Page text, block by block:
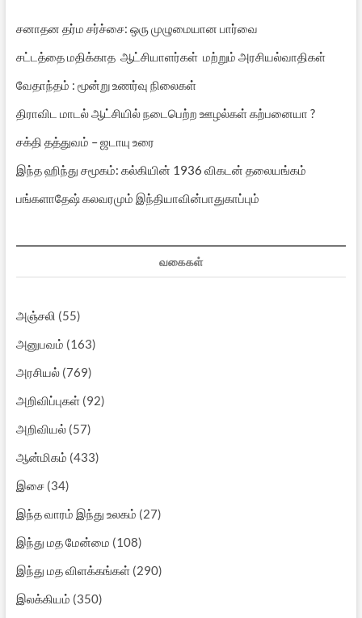
சனாதன தர்ம சர்ச்சை: ஒரு முழுமையான பார்வை
சட்டத்தை மதிக்காத ஆட்சியாளர்கள் மற்றும் அரசியல்வாதிகள்
வேதாந்தம் : மூன்று உணர்வு நிலைகள்
திராவிட மாடல் ஆட்சியில் நடைபெற்ற ஊழல்கள் கற்பனையா ?
சக்தி தத்துவம் – ஜடாயு உரை
இந்த ஹிந்து சமூகம்: கல்கியின் 1936 விகடன் தலையங்கம்
பங்களாதேஷ் கலவரமும் இந்தியாவின்பாதுகாப்பும்
வகைகள்
அஞ்சலி (55)
அனுபவம் (163)
அரசியல்(769)
அறிவிப்புகள்(92)
அறிவியல்(57)
ஆன்மிகம் (433)
இசை(34)
இந்த வாரம் இந்து உலகம் (27)
இந்து மத மேன்மை (108)
இந்து மத விளக்கங்கள்(290)
இலக்கியம் (350)